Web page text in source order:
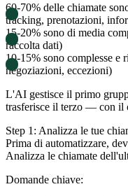
60-70% delle chiamate
tracking, prenotazioni,
15-20% sono di media
raccolta dati)
10-15% sono complesse e
negoziazioni, eccezioni)
L'AI gestisce il primo
trasferisce il terzo — con il
Step 1: Analizza le tue
Prima di automatizzare,
Analizza le chiamate
Domande chiave: